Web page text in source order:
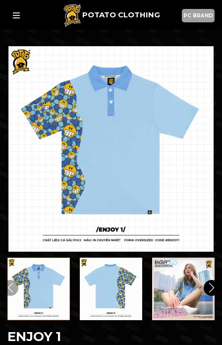
POTATO CLOTHING PC BRAND
ENJOY 1